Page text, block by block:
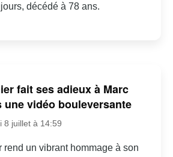
décédé à 78 ans.
fait ses adieux à Marc
une vidéo bouleversante
8 juillet à 14:59
rend un vibrant hommage à son